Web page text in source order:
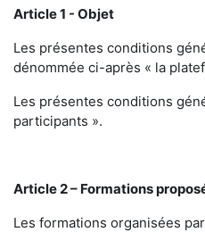
Article 1 - Objet
Les présentes conditions
dénommée ci-après « la
Les présentes conditions
participants ».
Article 2 – Formations
Les formations organisées